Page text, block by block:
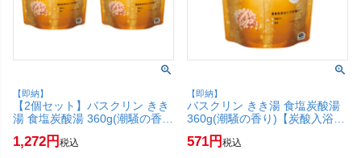
【即納】
【2個セット】バスクリン きき
湯 食塩炭酸湯 360g(潮騒の香
り)【炭酸入浴剤 冷え症 疲労 】
【SBT】(6067891-set2)
1,272 税込
【即納】
バスクリン きき湯 食塩炭酸湯
360g(潮騒の香り)【炭酸入浴剤
冷え症 疲労 】【SBT】
(6067891)
571 税込